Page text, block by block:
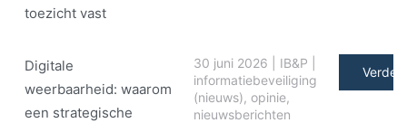
toezicht vast
Digitale
weerbaarheid: waarom
een strategische
30 juni 2026 IB&P
informatiebeveiliging
(nieuws), opinie,
nieuwsberichten
Verder